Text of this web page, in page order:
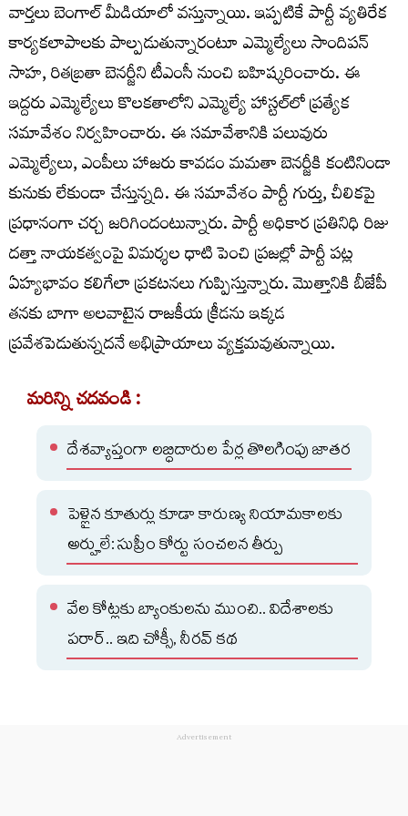
వార్తలు బెంగాల్‌ మీడియాలో వస్తున్నాయి. ఇప్పటికే పార్టీ వ్యతిరేక
కార్యకలాపాలకు పాల్పడుతున్నారంటూ ఎమ్మెల్యేలు సాందిపన్
సాహ, రితబ్రతా బెనర్జీని టీఎంసీ నుంచి బహిష్కరించారు. ఈ
ఇద్దరు ఎమ్మెల్యేలు కొలకతాలోని ఎమ్మెల్యే హాస్టల్‌లో ప్రత్యేక
సమావేశం నిర్వహించారు. ఈ సమావేశానికి పలువురు
ఎమ్మెల్యేలు, ఎంపీలు హాజరు కావడం మమతా బెనర్జీకి కంటినిండా
కునుకు లేకుండా చేస్తున్నది. ఈ సమావేశం పార్టీ గుర్తు, చీలికపై
ప్రధానంగా చర్చ జరిగిందంటున్నారు. పార్టీ అధికార ప్రతినిధి రిజు
దత్తా నాయకత్వంపై విమర్శల ధాటి పెంచి ప్రజల్లో పార్టీ పట్ల
ఏహ్యభావం కలిగేలా ప్రకటనలు గుప్పిస్తున్నారు. మొత్తానికి బీజేపీ
తనకు బాగా అలవాటైన రాజకీయ క్రీడను ఇక్కడ
ప్రవేశపెడుతున్నదనే అభిప్రాయాలు వ్యక్తమవుతున్నాయి.
మరిన్ని చదవండి :
దేశవ్యాప్తంగా లబ్ధిదారుల పేర్ల తొలగింపు జాతర
పెళ్లైన కూతుర్లు కూడా కారుణ్య నియామకాలకు
అర్హులే: సుప్రీం కోర్టు సంచలన తీర్పు
వేల కోట్లకు బ్యాంకులను ముంచి.. విదేశాలకు
పరార్‌.. ఇది చోక్సీ, నీరవ్‌ కథ